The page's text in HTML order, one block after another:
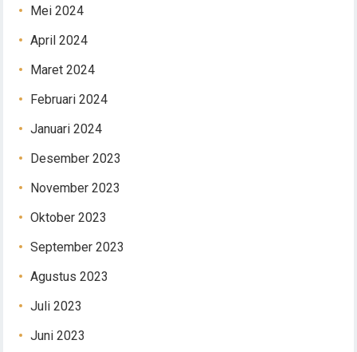
Mei 2024
April 2024
Maret 2024
Februari 2024
Januari 2024
Desember 2023
November 2023
Oktober 2023
September 2023
Agustus 2023
Juli 2023
Juni 2023